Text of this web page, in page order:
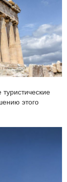
этого